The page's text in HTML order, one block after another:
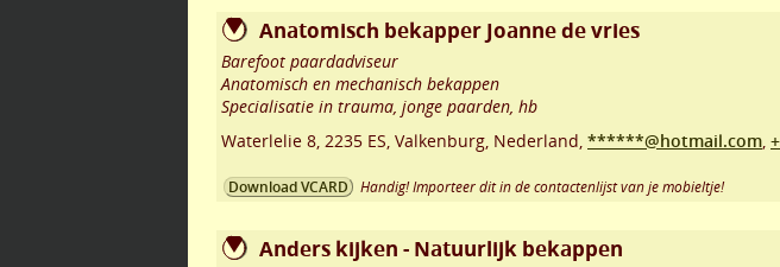
Anatomisch bekapper Joanne de vries
Barefoot paardadviseur
Anatomisch en mechanisch bekappen
Specialisatie in trauma, jonge paarden, hb
Waterlelie 8, 2235 ES, Valkenburg, Nederland, ******@hotmail.com,
Download VCARD Handig! Importeer dit in de contactenlijst van je mobieltje!
Anders kijken - Natuurlijk bekappen